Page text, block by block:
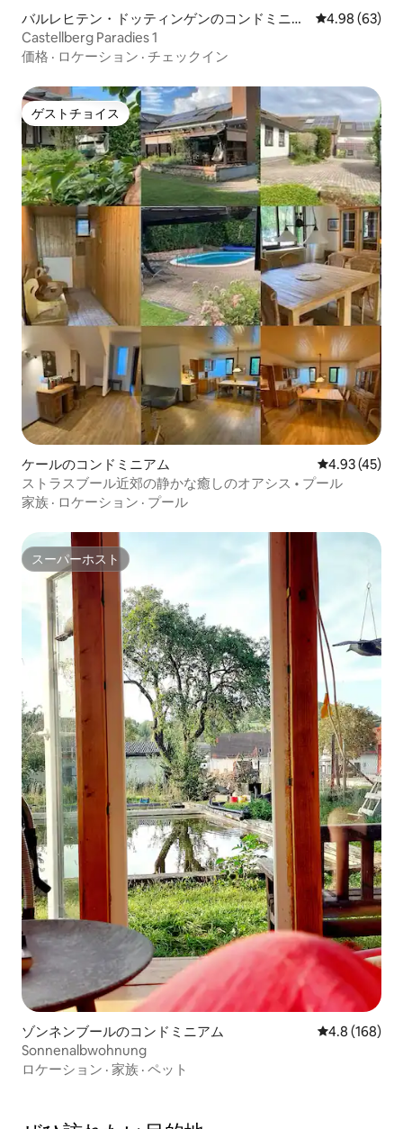
バルレヒテン・ドッティンゲンのコンドミニア
ム
レビュー63
4.98 (63)
Castellberg Paradies 1
価格 · ロケーション · チェックイン
ゲストチョイス
ゲストチョイス
ケールのコンドミニアム レビュー45
4.93 (45)
ストラスブール近郊の静かな癒しのオアシス • プール
家族 · ロケーション · プール
スーパーホスト
スーパーホスト
ゾンネンブールのコンドミニアム レビュー168
4.8 (168)
Sonnenalbwohnung
ロケーション · 家族 · ペット